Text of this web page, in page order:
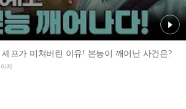
프가 미쳐버린 이유! 본능이 깨어난 사건은?
지